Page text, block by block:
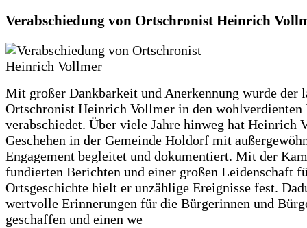
Verabschiedung von Ortschronist Heinrich
Mit großer Dankbarkeit und Anerkennung wurde der
Ortschronist Heinrich Vollmer in den wohlverdienten
verabschiedet. Über viele Jahre hinweg hat Heinrich
Geschehen in der Gemeinde Holdorf mit
Engagement begleitet und dokumentiert. Mit der
fundierten Berichten und einer großen Leidenschaft
Ortsgeschichte hielt er unzählige Ereignisse fest.
wertvolle Erinnerungen für die Bürgerinnen und
geschaffen und einen we